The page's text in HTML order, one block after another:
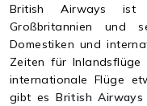
British Airways ist
Großbritannien und
Domestiken und
Zeiten für
internationale Flüge
gibt esBritish